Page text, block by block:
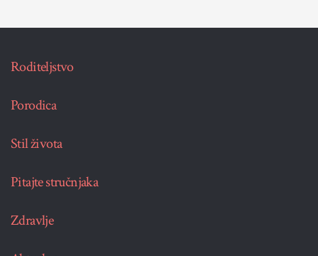
Roditeljstvo
Porodica
Stil života
Pitajte stručnjaka
Zdravlje